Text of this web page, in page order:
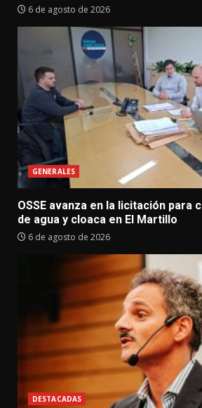
6 de agosto de 2026
GENERALES
OSSE avanza en la licitación para
de agua y cloaca en El Martillo
6 de agosto de 2026
DESTACADAS